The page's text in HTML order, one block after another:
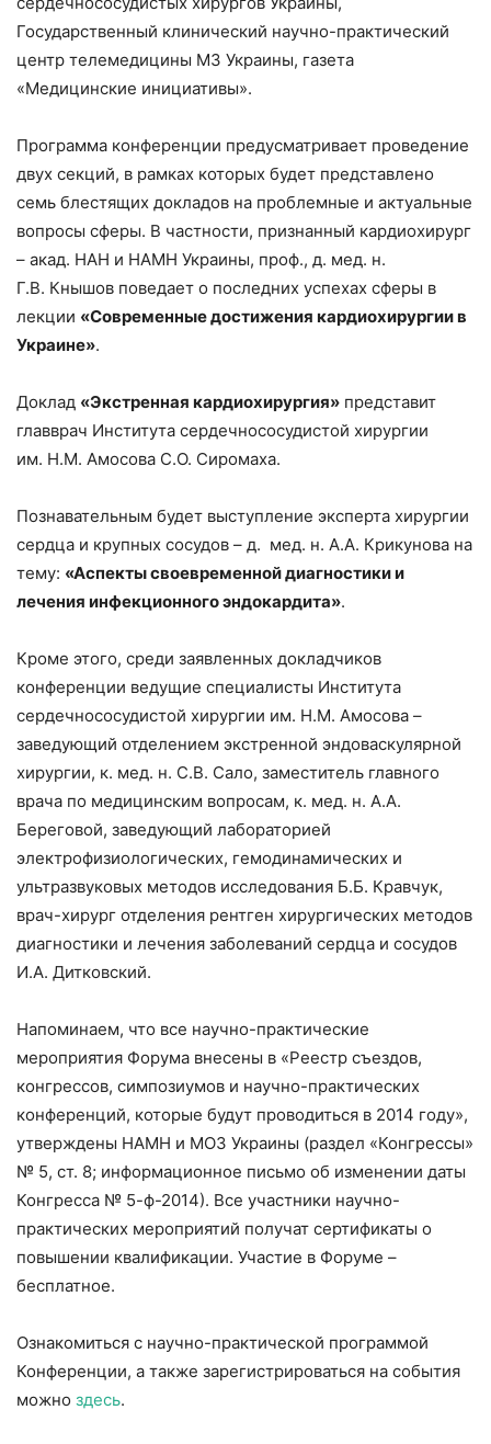
Государственный клинический научно-практический
центр телемедицины МЗ Украины, газета
«Медицинские инициативы».
Программа конференции предусматривает проведение
двух секций, в рамках которых будет представлено
семь блестящих докладов на проблемные и актуальные
вопросы сферы. В частности, признанный кардиохирург
– акад. НАН и НАМН Украины, проф., д. мед. н.
Г.В. Кнышов поведает о последних успехах сферы в
лекции «Современные достижения кардиохирургии в
Украине».
Доклад «Экстренная кардиохирургия» представит
главврач Института сердечнососудистой хирургии
им. Н.М. Амосова С.О. Сиромаха.
Познавательным будет выступление эксперта хирургии
сердца и крупных сосудов – д. мед. н. А.А. Крикунова на
тему: «Аспекты своевременной диагностики и
лечения инфекционного эндокардита».
Кроме этого, среди заявленных докладчиков
конференции ведущие специалисты Института
сердечнососудистой хирургии им. Н.М. Амосова –
заведующий отделением экстренной эндоваскулярной
хирургии, к. мед. н. С.В. Сало, заместитель главного
врача по медицинским вопросам, к. мед. н. А.А.
Береговой, заведующий лабораторией
электрофизиологических, гемодинамических и
ультразвуковых методов исследования Б.Б. Кравчук,
врач-хирург отделения рентген хирургических методов
диагностики и лечения заболеваний сердца и сосудов
И.А. Дитковский.
Напоминаем, что все научно-практические
мероприятия Форума внесены в «Реестр съездов,
конгрессов, симпозиумов и научно-практических
конференций, которые будут проводиться в 2014 году»,
утверждены НАМН и МОЗ Украины (раздел «Конгрессы»
№ 5, ст. 8; информационное письмо об изменении даты
Конгресса № 5-ф-2014). Все участники научно-
практических мероприятий получат сертификаты о
повышении квалификации. Участие в Форуме –
бесплатное.
Ознакомиться с научно-практической программой
Конференции, а также зарегистрироваться на события
можно здесь.